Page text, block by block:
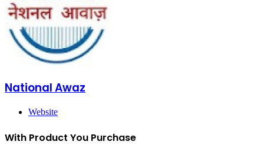
National Awaz
Website
With Product You Purchase